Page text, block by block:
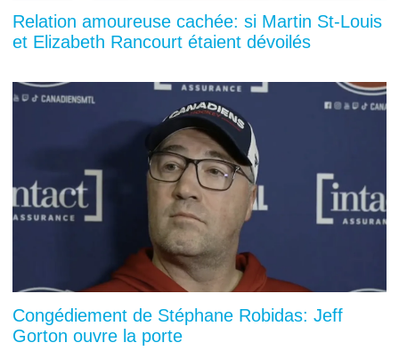
Relation amoureuse cachée: si Martin St-Louis
et Elizabeth Rancourt étaient dévoilés
Congédiement de Stéphane Robidas: Jeff
Gorton ouvre la porte